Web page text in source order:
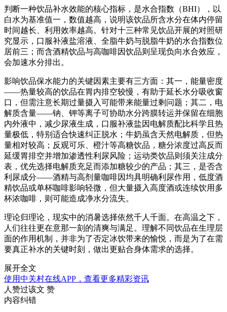
判断一种饮品补水效能的核心指标，是水合指数（BHI），以
白水为基准值一，数值越高，说明该饮品所含水分在体内停留
时间越长、利用效率越高。针对十三种常见饮品开展的对照研
究显示，口服补液盐溶液、全脂牛奶与脱脂牛奶的水合指数位
居前三；而含酒精饮品与高咖啡因饮品则呈现负向水合效应，
会加速水分排出。
影响饮品保水能力的关键因素主要有三方面：其一，能量密度
——热量较高的饮品在胃内排空较慢，有助于延长水分吸收窗
口，但需注意长期过量摄入可能带来能量过剩问题；其二，电
解质含量——钠、钾等离子可协助水分跨膜转运并保留在细胞
内外液中，减少尿液生成，口服补液盐因电解质配比科学且热
量极低，特别适合快速纠正脱水；牛奶虽含天然电解质，但热
量相对较高；反观可乐、橙汁等高糖饮品，糖分浓度过高反而
延缓胃排空并增加渗透性利尿风险；运动类饮品则须关注成分
表，优先选择电解质充足而添加糖较少的产品；其三，是否含
利尿成分——酒精与高剂量咖啡因均具明确利尿作用，低度酒
精饮品或单杯咖啡影响轻微，但大量摄入高度酒或连续饮用多
杯浓咖啡，则可能造成净水分流失。
理论归理论，现实中的消暑选择依然千人千面。在高温之下，
人们往往更在意那一刻的清爽与满足。理解不同饮品在生理层
面的作用机制，并非为了否定冰饮带来的愉悦，而是为了在需
要真正补水的关键时刻，做出更贴合身体需求的选择。
展开全文
使用中关村在线APP，查看更多精彩资讯
人赞过该文 赞
内容纠错